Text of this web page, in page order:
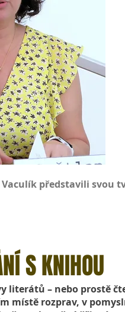
představili svou
S KNIHOU
literátů – nebo prostě
místě rozprav, v